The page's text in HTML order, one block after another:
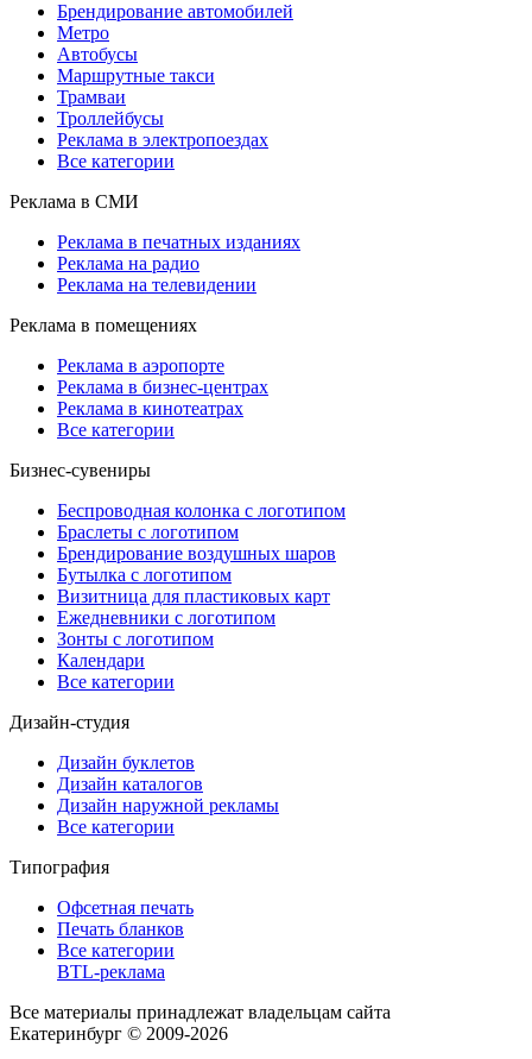
Брендирование автомобилей
Метро
Автобусы
Маршрутные такси
Трамваи
Троллейбусы
Реклама в электропоездах
Все категории
Реклама в СМИ
Реклама в печатных изданиях
Реклама на радио
Реклама на телевидении
Реклама в помещениях
Реклама в аэропорте
Реклама в бизнес-центрах
Реклама в кинотеатрах
Все категории
Бизнес-сувениры
Беспроводная колонка с логотипом
Браслеты с логотипом
Брендирование воздушных шаров
Бутылка с логотипом
Визитница для пластиковых карт
Ежедневники с логотипом
Зонты с логотипом
Календари
Все категории
Дизайн-студия
Дизайн буклетов
Дизайн каталогов
Дизайн наружной рекламы
Все категории
Типография
Офсетная печать
Печать бланков
Все категории
BTL-реклама
Все материалы принадлежат владельцам сайта
Екатеринбург © 2009-2026